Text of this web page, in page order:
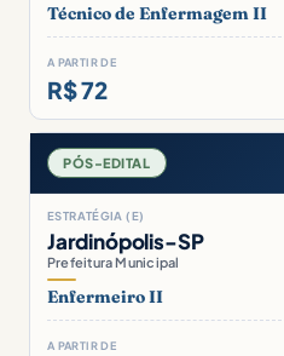
Técnico de Enfermagem II
A PARTIR DE
R$ 72
PÓS-EDITAL
ESTRATÉGIA (E)
Jardinópolis-SP
Prefeitura Municipal
Enfermeiro II
A PARTIR DE